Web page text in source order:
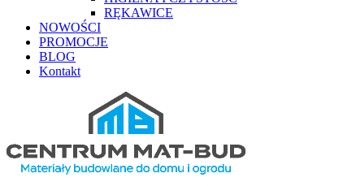
RĘKAWICE
NOWOŚCI
PROMOCJE
BLOG
Kontakt